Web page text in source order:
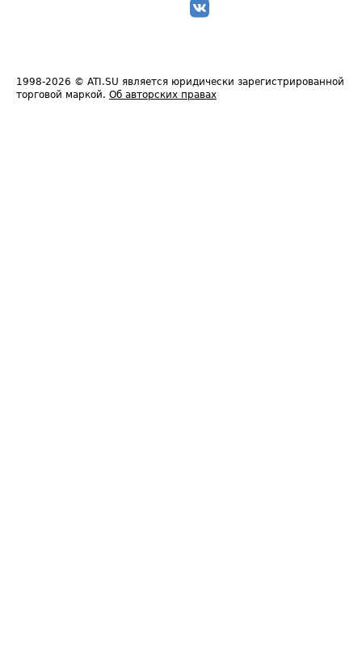
1998-2026 © ATI.SU является юридически зарегистрированной
торговой маркой. Об авторских правах